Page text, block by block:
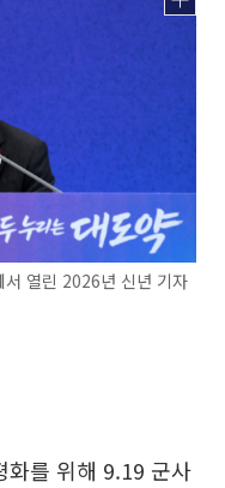
열린 2026년 신년 기자
화를 위해 9.19 군사